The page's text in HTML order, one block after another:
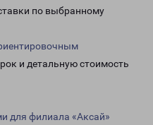
по выбранному
и детальную стоимость
для филиала «Аксай»